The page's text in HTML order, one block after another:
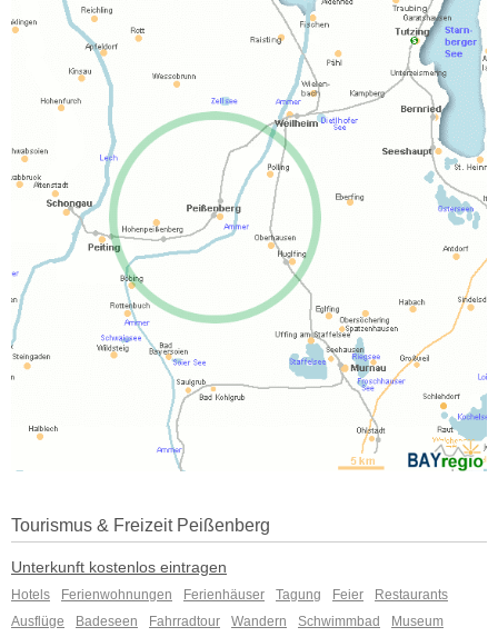
Tourismus & Freizeit Peißenberg
Unterkunft kostenlos eintragen
Hotels Ferienwohnungen Ferienhäuser Tagung Feier
Restaurants
Ausflüge
Badeseen Fahrradtour Wandern Schwimmbad Museum